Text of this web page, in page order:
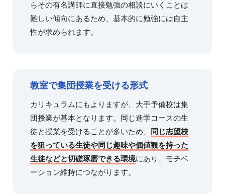
らその有名講師に直接勉強の相談にいくことは
難しい傾向にあるため、基本的に勉強には自主
性が求められます。
教室で集団授業を受ける形式
カリキュラムにもよりますが、大手予備校は集
団授業が基本となります。同じ進学コースの生
徒と授業を受けることが多いため、
同じ志望校
を狙っている生徒や同じ趣味や価値観を持った
生徒などと切磋琢磨できる環境にあり、モチベ
ーション維持につながります。